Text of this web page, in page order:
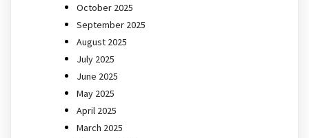
October 2025
September 2025
August 2025
July 2025
June 2025
May 2025
April 2025
March 2025